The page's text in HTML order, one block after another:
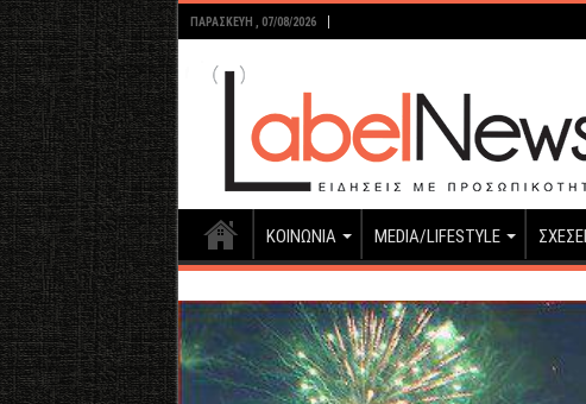
ΠΑΡΑΣΚΕΥΉ , 07/08/2026
ΚΟΙΝΩΝΙΑ MEDIA/LIFESTYLE